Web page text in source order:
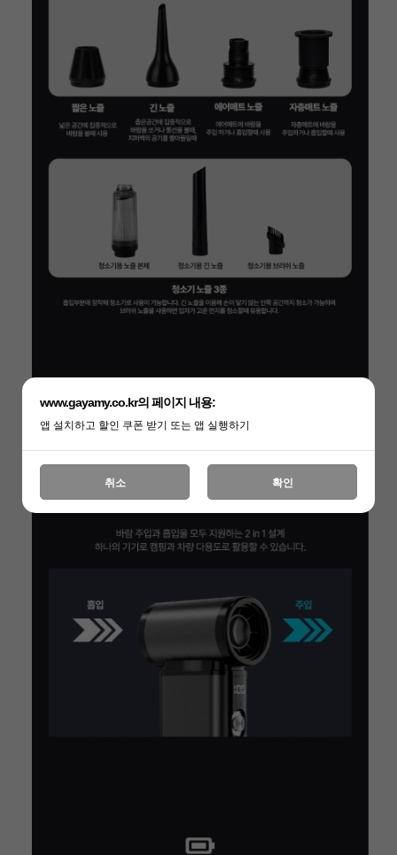
www.gayamy.co.kr의 페이지 내용:
앱 설치하고 할인 쿠폰 받기 또는 앱 실행하기
취소 확인